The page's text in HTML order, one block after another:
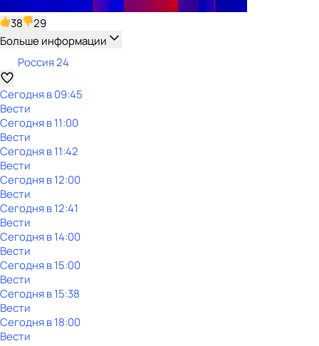
38
29
Больше информации
Россия 24
Сегодня в 09:45
Вести
Сегодня в 11:00
Вести
Сегодня в 11:42
Вести
Сегодня в 12:00
Вести
Сегодня в 12:41
Вести
Сегодня в 14:00
Вести
Сегодня в 15:00
Вести
Сегодня в 15:38
Вести
Сегодня в 18:00
Вести